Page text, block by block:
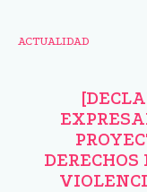
ACTUALIDAD